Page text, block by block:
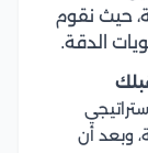
حيث نقوم
الدقة.
وبعد أن